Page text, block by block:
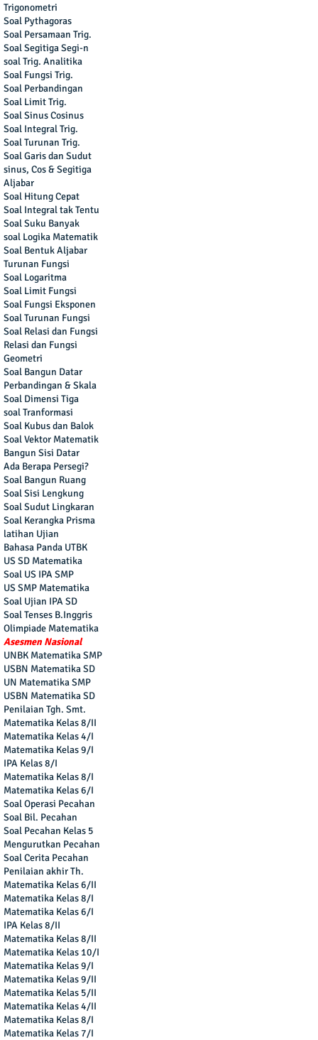
Trigonometri
Soal Pythagoras
Soal Persamaan Trig.
Soal Segitiga Segi-n
soal Trig. Analitika
Soal Fungsi Trig.
Soal Perbandingan
Soal Limit Trig.
Soal Sinus Cosinus
Soal Integral Trig.
Soal Turunan Trig.
Soal Garis dan Sudut
sinus, Cos & Segitiga
Aljabar
Soal Hitung Cepat
Soal Integral tak Tentu
Soal Suku Banyak
soal Logika Matematik
Soal Bentuk Aljabar
Turunan Fungsi
Soal Logaritma
Soal Limit Fungsi
Soal Fungsi Eksponen
Soal Turunan Fungsi
Soal Relasi dan Fungsi
Relasi dan Fungsi
Geometri
Soal Bangun Datar
Perbandingan & Skala
Soal Dimensi Tiga
soal Tranformasi
Soal Kubus dan Balok
Soal Vektor Matematik
Bangun Sisi Datar
Ada Berapa Persegi?
Soal Bangun Ruang
Soal Sisi Lengkung
Soal Sudut Lingkaran
Soal Kerangka Prisma
latihan Ujian
Bahasa Panda UTBK
US SD Matematika
Soal US IPA SMP
US SMP Matematika
Soal Ujian IPA SD
Soal Tenses B.Inggris
Olimpiade Matematika
Asesmen Nasional
UNBK Matematika SMP
USBN Matematika SD
UN Matematika SMP
USBN Matematika SD
Penilaian Tgh. Smt.
Matematika Kelas 8/II
Matematika Kelas 4/I
Matematika Kelas 9/I
IPA Kelas 8/I
Matematika Kelas 8/I
Matematika Kelas 6/I
Soal Operasi Pecahan
Soal Bil. Pecahan
Soal Pecahan Kelas 5
Mengurutkan Pecahan
Soal Cerita Pecahan
Penilaian akhir Th.
Matematika Kelas 6/II
Matematika Kelas 8/I
Matematika Kelas 6/I
IPA Kelas 8/II
Matematika Kelas 8/II
Matematika Kelas 10/I
Matematika Kelas 9/I
Matematika Kelas 9/II
Matematika Kelas 5/II
Matematika Kelas 4/II
Matematika Kelas 8/I
Matematika Kelas 7/I